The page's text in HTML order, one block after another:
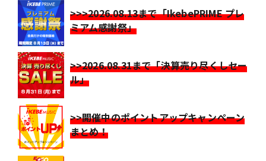
>>>2026.08.13まで「IkebePRIME プレ
ミアム感謝祭」
>>2026.08.31まで「決算売り尽くしセー
ル」
>>開催中のポイントアップキャンペーン
まとめ！